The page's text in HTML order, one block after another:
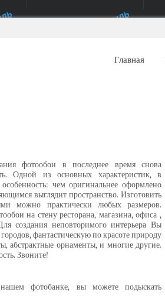
Главная
фотообои в последнее время снова
Одной из основных характеристик, в
чем оригинальнее оформлено
выглядит пространство. Изготовить
можно практически любых размеров.
на стену ресторана, магазина, офиса ,
создания неповторимого интерьера Вы
фантастическую по красоте природу
абстрактные орнаменты, и многие другие.
Звоните!
фотобанке, вы можете подыскать